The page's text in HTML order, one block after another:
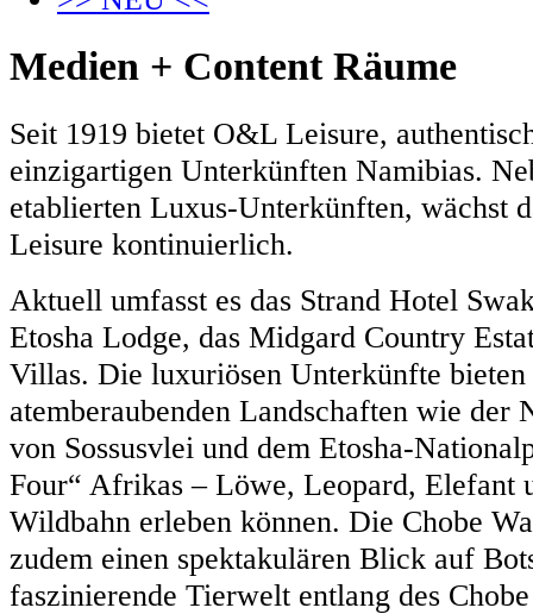
Medien + Content Räume
Seit 1919 bietet O&L Leisure,
einzigartigen Unterkünften Namibias.
etablierten Luxus-Unterkünften, wächst
Leisure kontinuierlich.
Aktuell umfasst es das Strand Hotel
Etosha Lodge, das Midgard Country
Villas. Die luxuriösen Unterkünfte bieten
atemberaubenden Landschaften wie der
von Sossusvlei und dem Etosha-
Four“ Afrikas – Löwe, Leopard, Elefant
Wildbahn erleben können. Die Chobe
zudem einen spektakulären Blick auf
faszinierende Tierwelt entlang des